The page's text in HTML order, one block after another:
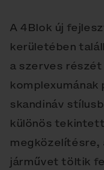
A 4Blok új
kerületében
a szerves
skandináv
különös
megközelítésre,
járművet töltik